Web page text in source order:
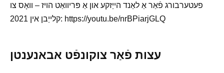
פעטערבורג פֿאַר אַ לאַנד הייַזקע און אַ פּריוואַט הויז – וואָס צו
קלייַבן אין 2021: https://youtu.be/nrBPiarjGLQ
עצות פֿאַר צוקונפֿט אבאנענטן